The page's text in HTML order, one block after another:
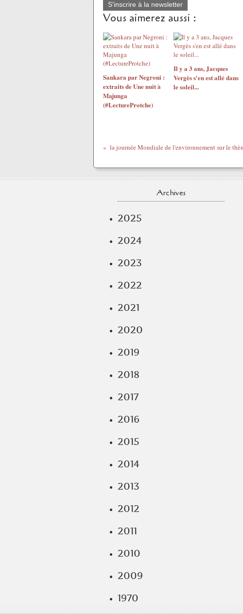
S'inscrire à la newsletter
Vous aimerez aussi :
Sankara par Negroni :
extraits de Une nuit à
Majunga
(#LectureProtche)
Il y a 3 ans, Jacques
Vergès s'en est allé dans
le soleil...
Archives
2025
2024
2023
2022
2021
2020
2019
2018
2017
2016
2015
2014
2013
2012
2011
2010
2009
1970